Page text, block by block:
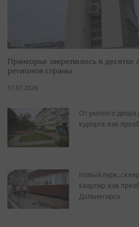
Приморье закрепилось в десятке
регионов страны
17.07.2026
От уютного
курорта: как
Новый парк,
квартир: как
Дальнегорск